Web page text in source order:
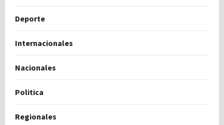
Deporte
Internacionales
Nacionales
Politica
Regionales